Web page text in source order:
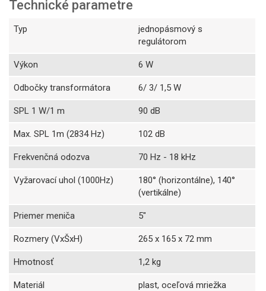
Technické parametre
Typ
jednopásmový s
regulátorom
Výkon 6 W
Odbočky transformátora 6/ 3/ 1,5 W
SPL 1 W/1 m 90 dB
Max. SPL 1m (2834 Hz) 102 dB
Frekvenčná odozva 70 Hz - 18 kHz
Vyžarovací uhol (1000Hz)
180° (horizontálne), 140°
(vertikálne)
Priemer meniča 5"
Rozmery (VxŠxH) 265 x 165 x 72 mm
Hmotnosť 1,2 kg
Materiál plast, oceľová mriežka